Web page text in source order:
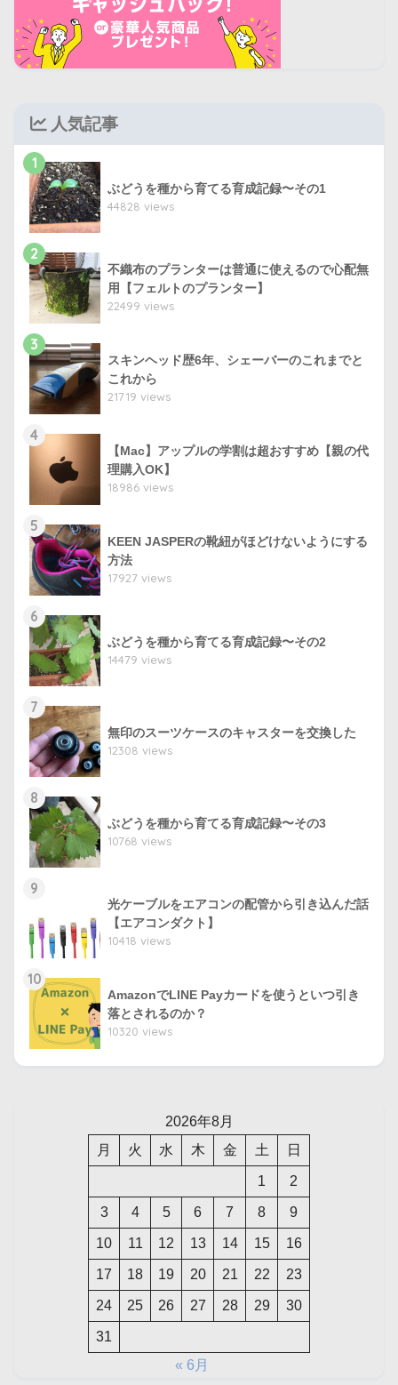
人気記事
1
ぶどうを種から育てる育成記録〜その1
44828 views
2
不織布のプランターは普通に使えるので心配無
用【フェルトのプランター】
22499 views
3
スキンヘッド歴6年、シェーバーのこれまでと
これから
21719 views
4
【Mac】アップルの学割は超おすすめ【親の代
理購入OK】
18986 views
5
KEEN JASPERの靴紐がほどけないようにする
方法
17927 views
6
ぶどうを種から育てる育成記録〜その2
14479 views
7
無印のスーツケースのキャスターを交換した
12308 views
8
ぶどうを種から育てる育成記録〜その3
10768 views
9
光ケーブルをエアコンの配管から引き込んだ話
【エアコンダクト】
10418 views
10
AmazonでLINE Payカードを使うといつ引き
落とされるのか？
10320 views
2026年8月
月
火 水 木 金 土 日
1 2
3 4 5 6 7 8 9
10 11 12 13 14 15 16
17 18 19 20 21 22 23
24 25 26 27 28 29 30
31
« 6月